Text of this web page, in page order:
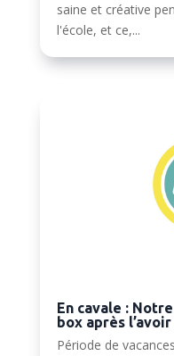
saine et créative
l'école, et ce,...
En cavale :
box après
Période de